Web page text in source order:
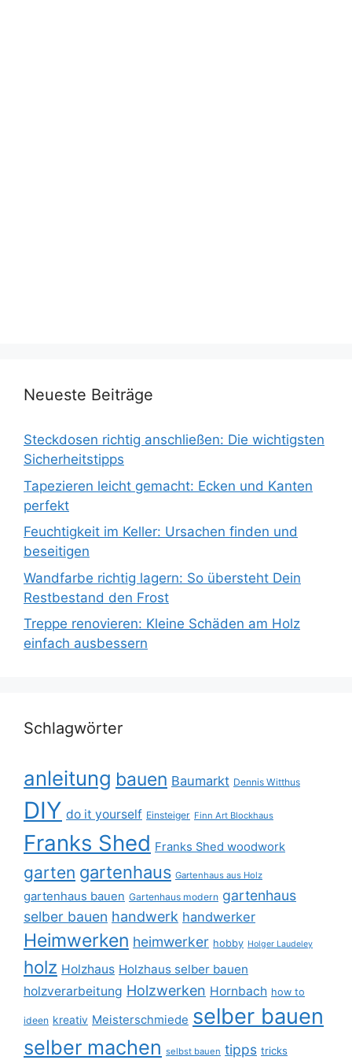
Neueste Beiträge
Steckdosen richtig anschließen: Die wichtigsten
Sicherheitstipps
Tapezieren leicht gemacht: Ecken und Kanten
perfekt
Feuchtigkeit im Keller: Ursachen finden und
beseitigen
Wandfarbe richtig lagern: So übersteht Dein
Restbestand den Frost
Treppe renovieren: Kleine Schäden am Holz
einfach ausbessern
Schlagwörter
anleitung bauen Baumarkt Dennis Witthus
DIY do it yourself Einsteiger Finn Art Blockhaus
Franks Shed Franks Shed woodwork
garten gartenhaus Gartenhaus aus Holz
gartenhaus bauen Gartenhaus modern gartenhaus
selber bauen handwerk handwerker
Heimwerken heimwerker hobby Holger Laudeley
holz Holzhaus Holzhaus selber bauen
holzverarbeitung Holzwerken Hornbach how to
ideen kreativ Meisterschmiede selber bauen
selber machen selbst bauen tipps tricks